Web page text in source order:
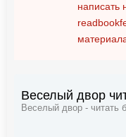
написать
Веселый двор
Веселый двор - читать